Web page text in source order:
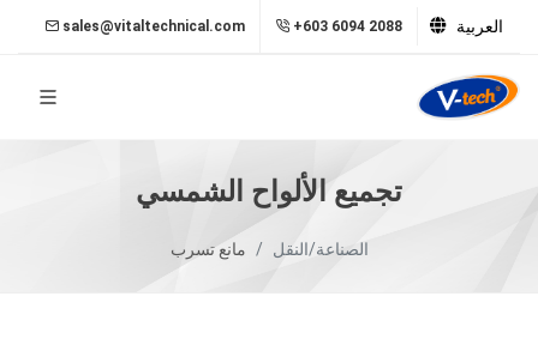
sales@vitaltechnical.com +603 6094 2088 العربية
تجميع الألواح الشمسي
مانع تسرب الصناعة/النقل